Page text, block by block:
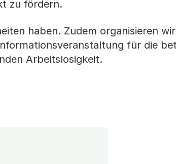
zu fördern.
haben. Zudem organisieren
für die
Arbeitslosigkeit.